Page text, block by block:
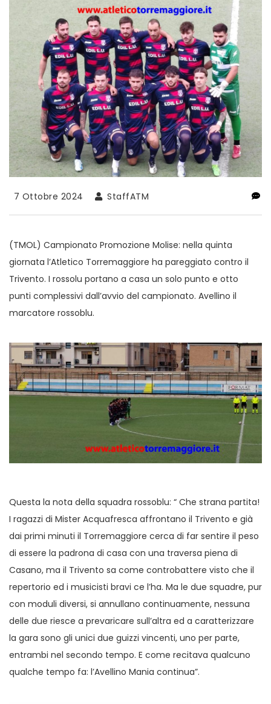
7 Ottobre 2024 StaffATM
(TMOL) Campionato Promozione Molise: nella quinta
giornata l’Atletico Torremaggiore ha pareggiato contro il
Trivento. I rossolu portano a casa un solo punto e otto
punti complessivi dall’avvio del campionato. Avellino il
marcatore rossoblu.
Questa la nota della squadra rossoblu: “ Che strana partita!
I ragazzi di Mister Acquafresca affrontano il Trivento e già
dai primi minuti il Torremaggiore cerca di far sentire il peso
di essere la padrona di casa con una traversa piena di
Casano, ma il Trivento sa come controbattere visto che il
repertorio ed i musicisti bravi ce l’ha. Ma le due squadre, pur
con moduli diversi, si annullano continuamente, nessuna
delle due riesce a prevaricare sull’altra ed a caratterizzare
la gara sono gli unici due guizzi vincenti, uno per parte,
entrambi nel secondo tempo. E come recitava qualcuno
qualche tempo fa: l’Avellino Mania continua”.